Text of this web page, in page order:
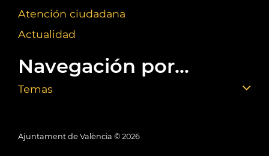
Atención ciudadana
Actualidad
Navegación por...
Temas
Ajuntament de València © 2026